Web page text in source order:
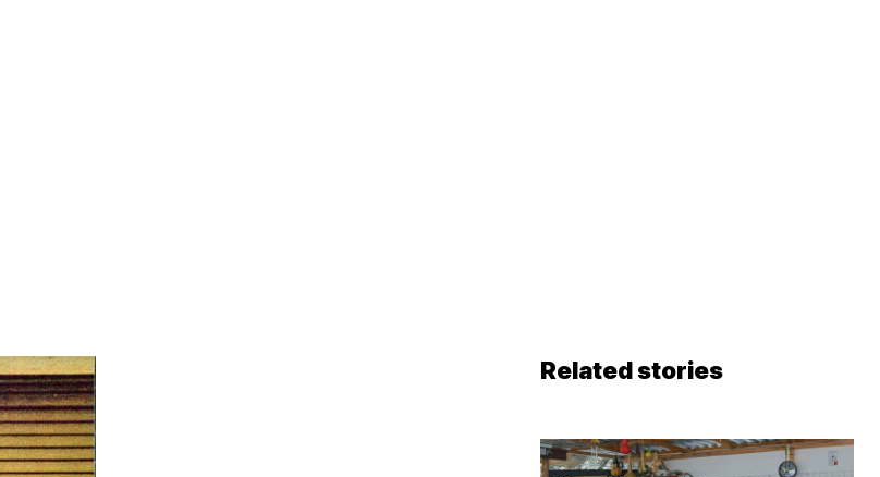
Related stories